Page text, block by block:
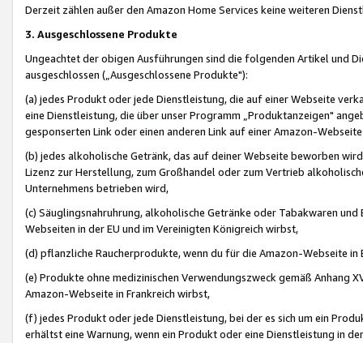
Derzeit zählen außer den Amazon Home Services keine weiteren
3. Ausgeschlossene Produkte
Ungeachtet der obigen Ausführungen sind die folgenden Artikel und
ausgeschlossen („Ausgeschlossene Produkte"):
(a) jedes Produkt oder jede Dienstleistung, die auf einer Webseite
eine Dienstleistung, die über unser Programm „Produktanzeigen"
gesponserten Link oder einen anderen Link auf einer Amazon-
(b) jedes alkoholische Getränk, das auf deiner Webseite beworben
Lizenz zur Herstellung, zum Großhandel oder zum Vertrieb
Unternehmens betrieben wird,
(c) Säuglingsnahruhrung, alkoholische Getränke oder Tabakwaren
Webseiten in der EU und im Vereinigten Königreich wirbst,
(d) pflanzliche Raucherprodukte, wenn du für die Amazon-Webseite in
(e) Produkte ohne medizinischen Verwendungszweck gemäß Anhang
Amazon-Webseite in Frankreich wirbst,
(f) jedes Produkt oder jede Dienstleistung, bei der es sich um ein
erhältst eine Warnung, wenn ein Produkt oder eine Dienstleistung in